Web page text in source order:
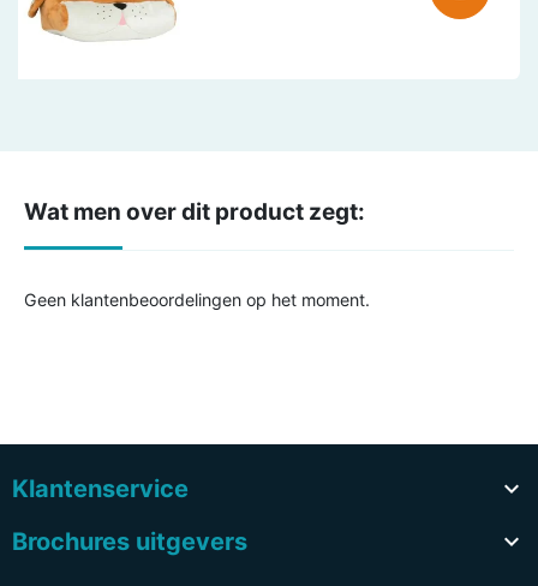
Wat men over dit product zegt:
Geen klantenbeoordelingen op het moment.
Klantenservice

Brochures uitgevers
